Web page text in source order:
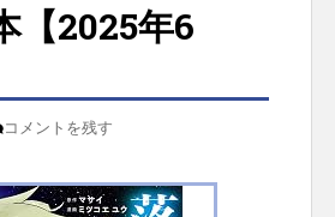
【2025年6
コメントを残す